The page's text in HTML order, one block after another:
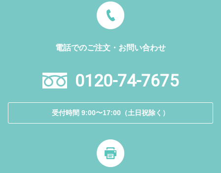
電話でのご注文・お問い合わせ
0120-74-7675
受付時間 9:00〜17:00（土日祝除く）